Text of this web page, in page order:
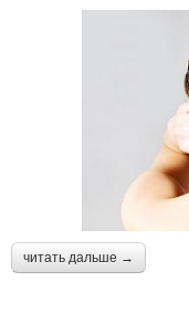
читать дальше →